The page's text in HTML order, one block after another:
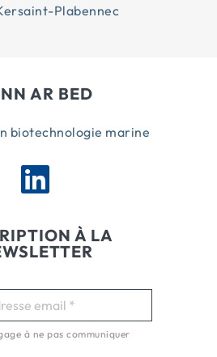
Plabennec
AR BED
biotechnologie marine
À LA
à ne pas communiquer